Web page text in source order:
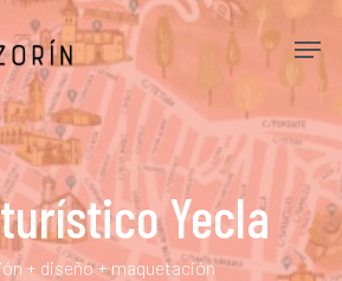
Menu
Yecla
+ diseño + maquetación